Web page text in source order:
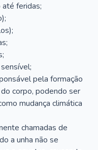
feridas;
pela formação
corpo, podendo ser
mudança climática
chamadas de
a unha não se